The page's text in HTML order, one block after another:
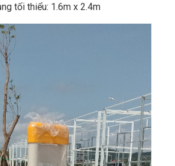
tối thiểu: 1.6m x 2.4m